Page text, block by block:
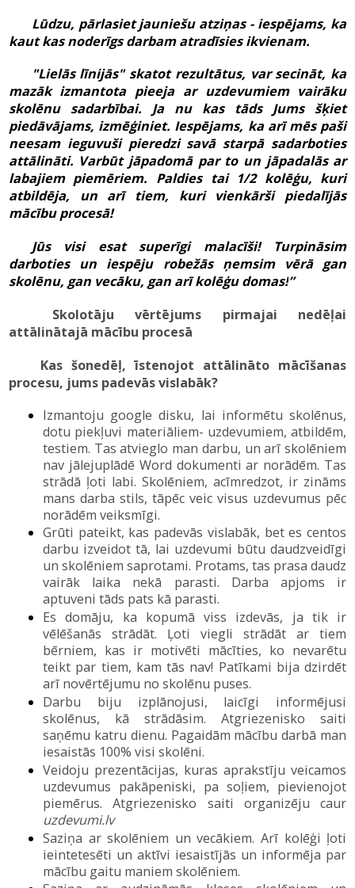
Lūdzu, pārlasiet jauniešu atziņas - iespējams, ka
kaut kas noderīgs darbam atradīsies ikvienam.
"Lielās līnijās" skatot rezultātus, var secināt, ka
mazāk izmantota pieeja ar uzdevumiem vairāku
skolēnu sadarbībai. Ja nu kas tāds Jums šķiet
piedāvājams, izmēģiniet. Iespējams, ka arī mēs paši
neesam ieguvuši pieredzi savā starpā sadarboties
attālināti. Varbūt jāpadomā par to un jāpadalās ar
labajiem piemēriem. Paldies tai 1/2 kolēģu, kuri
atbildēja, un arī tiem, kuri vienkārši piedalījās
mācību procesā!
Jūs visi esat superīgi malacīši! Turpināsim
darboties un iespēju robežās ņemsim vērā gan
skolēnu, gan vecāku, gan arī kolēģu domas!”
Skolotāju vērtējums pirmajai nedēļai
attālinātajā mācību procesā
Kas šonedēļ, īstenojot attālināto mācīšanas
procesu, jums padevās vislabāk?
Izmantoju google disku, lai informētu skolēnus,
dotu piekļuvi materiāliem- uzdevumiem, atbildēm,
testiem. Tas atvieglo man darbu, un arī skolēniem
nav jālejuplādē Word dokumenti ar norādēm. Tas
strādā ļoti labi. Skolēniem, acīmredzot, ir zināms
mans darba stils, tāpēc veic visus uzdevumus pēc
norādēm veiksmīgi.
Grūti pateikt, kas padevās vislabāk, bet es centos
darbu izveidot tā, lai uzdevumi būtu daudzveidīgi
un skolēniem saprotami. Protams, tas prasa daudz
vairāk laika nekā parasti. Darba apjoms ir
aptuveni tāds pats kā parasti.
Es domāju, ka kopumā viss izdevās, ja tik ir
vēlēšanās strādāt. Ļoti viegli strādāt ar tiem
bērniem, kas ir motivēti mācīties, ko nevarētu
teikt par tiem, kam tās nav! Patīkami bija dzirdēt
arī novērtējumu no skolēnu puses.
Darbu biju izplānojusi, laicīgi informējusi
skolēnus, kā strādāsim. Atgriezenisko saiti
saņēmu katru dienu. Pagaidām mācību darbā man
iesaistās 100% visi skolēni.
Veidoju prezentācijas, kuras aprakstīju veicamos
uzdevumus pakāpeniski, pa soļiem, pievienojot
piemērus. Atgriezenisko saiti organizēju caur
uzdevumi.lv
Saziņa ar skolēniem un vecākiem. Arī kolēģi ļoti
ieintetesēti un aktīvi iesaistījās un informēja par
mācību gaitu maniem skolēniem.